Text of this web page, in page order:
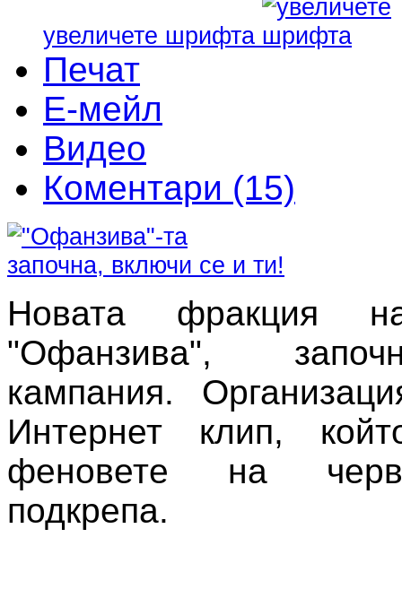
увеличете шрифта
Печат
Е-мейл
Видео
Коментари (15)
Новата
"Офанзива",
кампания.
Интернет клип,
феновете на
подкрепа.